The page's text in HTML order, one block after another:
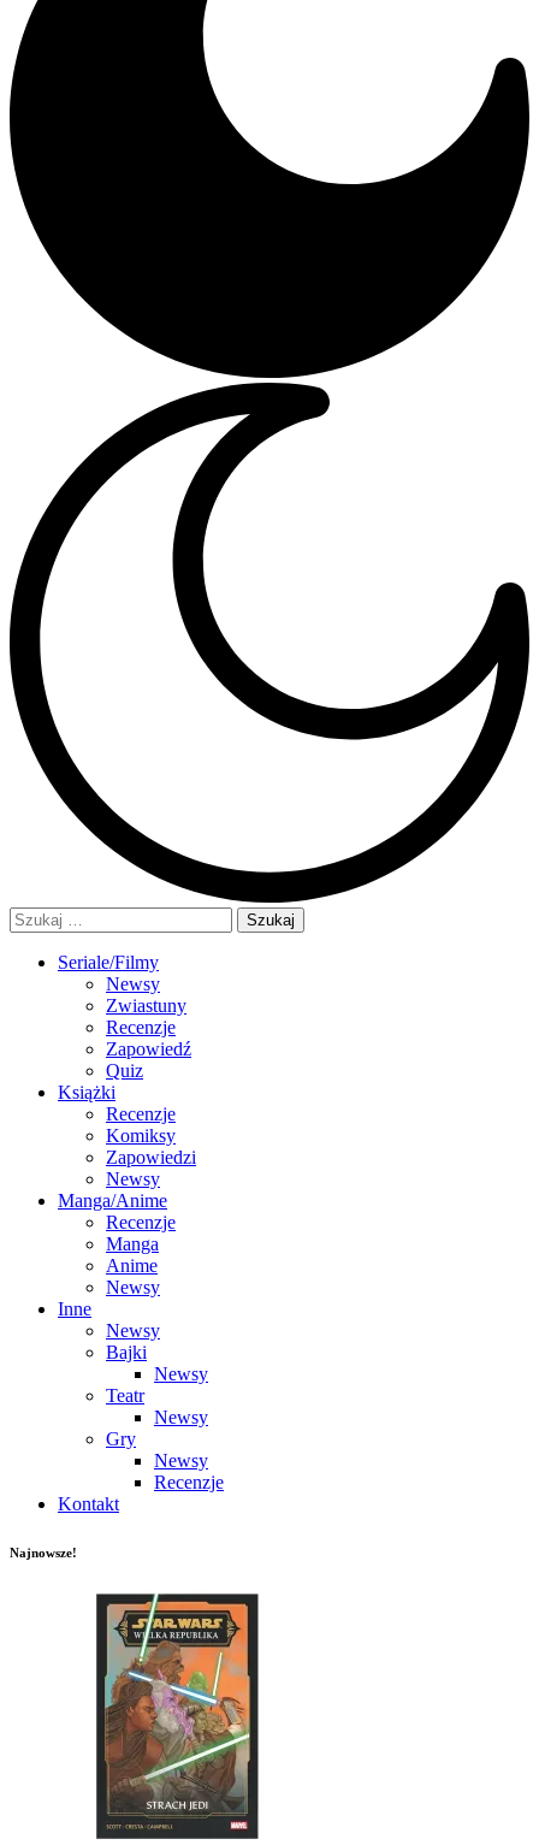
Szukaj:
Seriale/Filmy
Newsy
Zwiastuny
Recenzje
Zapowiedź
Quiz
Książki
Recenzje
Komiksy
Zapowiedzi
Newsy
Manga/Anime
Recenzje
Manga
Anime
Newsy
Inne
Newsy
Bajki
Newsy
Teatr
Newsy
Gry
Newsy
Recenzje
Kontakt
Najnowsze!